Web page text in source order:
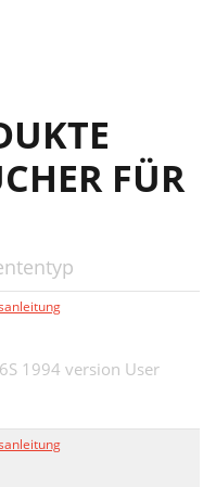
FÜR
1994 version User